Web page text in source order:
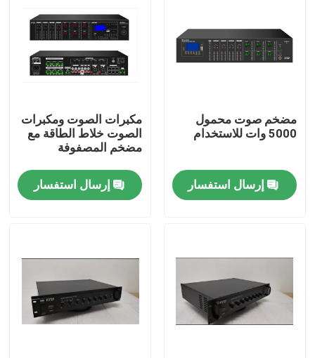
أشرطة فيديو
جولة في المعمل
رقابة جودة
أخبار
حالات
مضخم صوت محمول
5000 وات للاستخدام
إرسال استفسار
مكبرات الصوت ومكبرات
الصوت خلاط الطاقة مع
مضخم المصفوفة
إرسال استفسار